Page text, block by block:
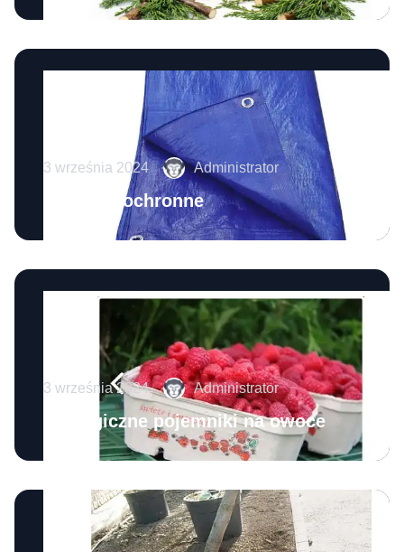
3 września 2024 Administrator
Plandeki ochronne
3 września 2024 Administrator
Ekologiczne pojemniki na owoce